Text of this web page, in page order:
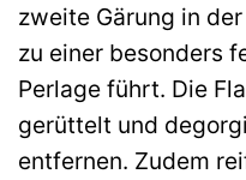
zweite Gärung in
zu einer besonders
Perlage führt. Die
gerüttelt und
entfernen. Zudem